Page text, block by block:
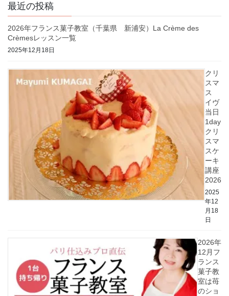
最近の投稿
2026年フランス菓子教室（千葉県 新浦安）La Crème des
Crèmesレッスン一覧
2025年12月18日
クリ
スマ
ス
イヴ
当日
1day
クリ
スマ
スケ
ーキ
講座
2026
2025
年12
月18
日
2026年
12月フ
ランス
菓子教
室は苺
のショ